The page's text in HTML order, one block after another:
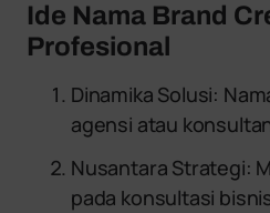
Ide Nama Brand
Profesional
Dinamika Solusi:
agensi atau
Nusantara Strategi:
pada konsultasi